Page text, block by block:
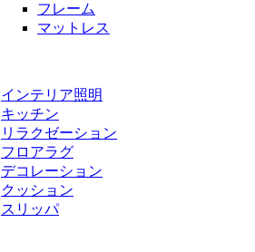
フレーム
マットレス
インテリア照明
キッチン
リラクゼーション
フロアラグ
デコレーション
クッション
スリッパ